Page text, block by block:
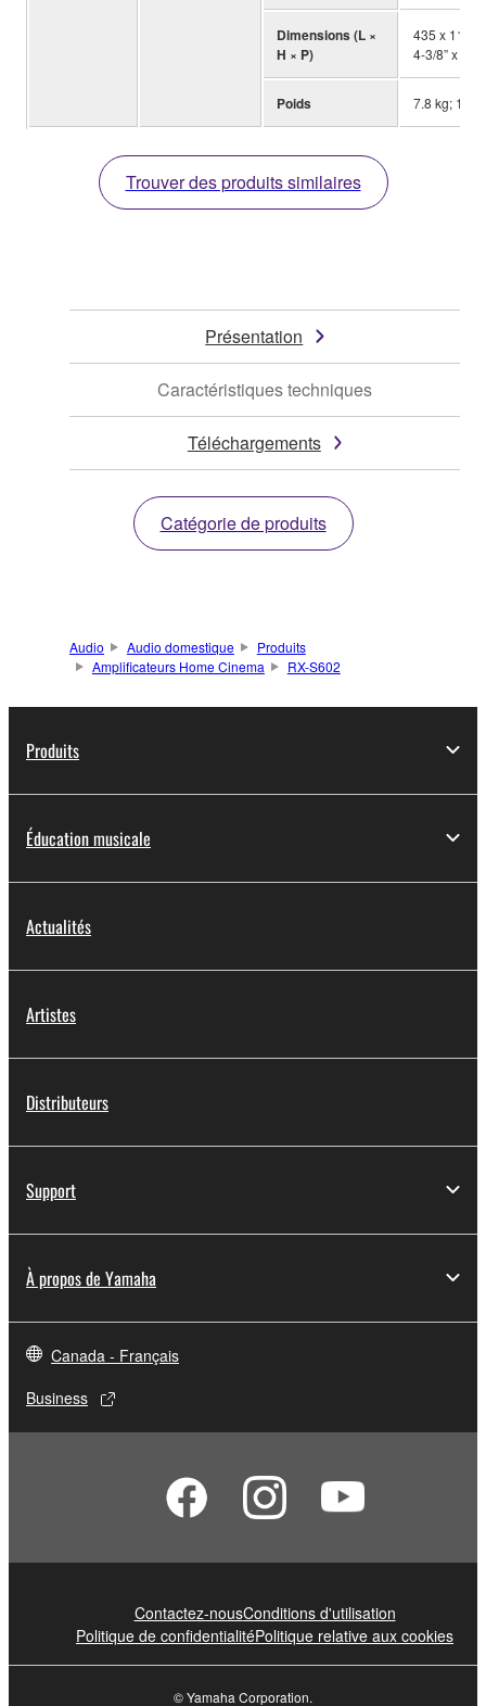
Dimensions (L ×
H × P)
435 x 111 x
4-3/8” x 12-
Poids 7.8 kg; 17.2
Trouver des produits similaires
Présentation
Caractéristiques techniques
Téléchargements
Catégorie de produits
Audio Audio domestique
Produits
Amplificateurs Home Cinema
RX-S602
Produits
Éducation musicale
Actualités
Artistes
Distributeurs
Support
À propos de Yamaha
Canada - Français
Business
Contactez-nousConditions d'utilisation
Politique de confidentialitéPolitique relative aux cookies
© Yamaha Corporation.